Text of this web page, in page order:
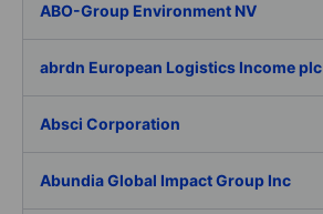
ABO-Group Environment NV
abrdn European Logistics Income plc
Absci Corporation
Abundia Global Impact Group Inc